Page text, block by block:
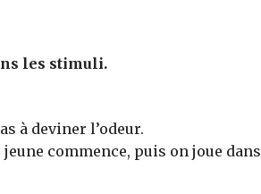
les stimuli.
à deviner l’odeur.
commence, puis on joue dans